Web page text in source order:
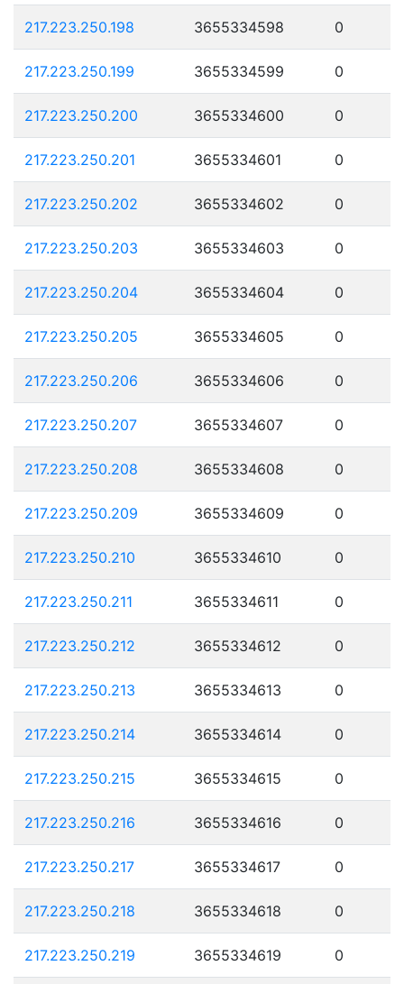
217.223.250.198 3655334598 0
217.223.250.199 3655334599 0
217.223.250.200 3655334600 0
217.223.250.201 3655334601 0
217.223.250.202 3655334602 0
217.223.250.203 3655334603 0
217.223.250.204 3655334604 0
217.223.250.205 3655334605 0
217.223.250.206 3655334606 0
217.223.250.207 3655334607 0
217.223.250.208 3655334608 0
217.223.250.209 3655334609 0
217.223.250.210 3655334610 0
217.223.250.211 3655334611 0
217.223.250.212 3655334612 0
217.223.250.213 3655334613 0
217.223.250.214 3655334614 0
217.223.250.215 3655334615 0
217.223.250.216 3655334616 0
217.223.250.217 3655334617 0
217.223.250.218 3655334618 0
217.223.250.219 3655334619 0